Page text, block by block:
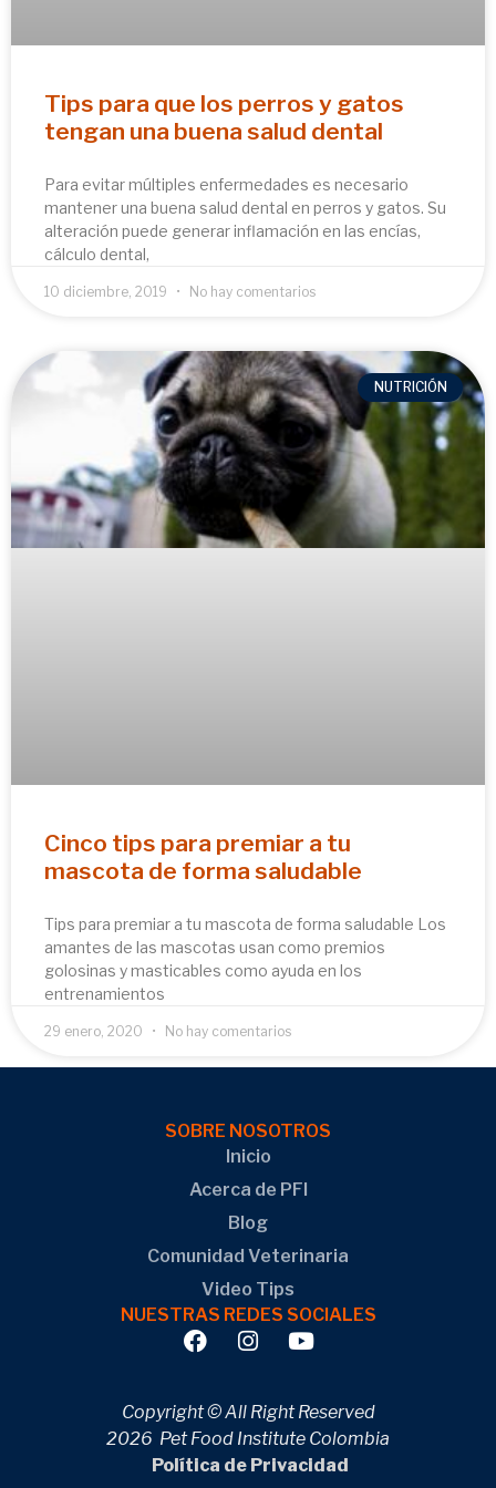
Tips para que los perros y gatos
tengan una buena salud dental
Para evitar múltiples enfermedades es necesario
mantener una buena salud dental en perros y gatos. Su
alteración puede generar inflamación en las encías,
cálculo dental,
10 diciembre, 2019 No hay comentarios
NUTRICIÓN
Cinco tips para premiar a tu
mascota de forma saludable
Tips para premiar a tu mascota de forma saludable Los
amantes de las mascotas usan como premios
golosinas y masticables como ayuda en los
entrenamientos
29 enero, 2020 No hay comentarios
SOBRE NOSOTROS
Inicio
Acerca de PFI
Blog
Comunidad Veterinaria
Video Tips
NUESTRAS REDES SOCIALES
Copyright © All Right Reserved
2026 Pet Food Institute Colombia
Política de Privacidad